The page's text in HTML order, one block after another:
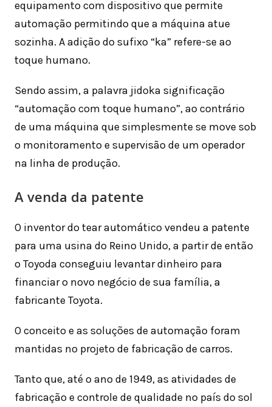
equipamento com dispositivo que permite
automação permitindo que a máquina atue
sozinha. A adição do sufixo “ka” refere-se ao
toque humano.
Sendo assim, a palavra jidoka significação
“automação com toque humano”, ao contrário
de uma máquina que simplesmente se move sob
o monitoramento e supervisão de um operador
na linha de produção.
A venda da patente
O inventor do tear automático vendeu a patente
para uma usina do Reino Unido, a partir de então
o Toyoda conseguiu levantar dinheiro para
financiar o novo negócio de sua família, a
fabricante Toyota.
O conceito e as soluções de automação foram
mantidas no projeto de fabricação de carros.
Tanto que, até o ano de 1949, as atividades de
fabricação e controle de qualidade no país do sol